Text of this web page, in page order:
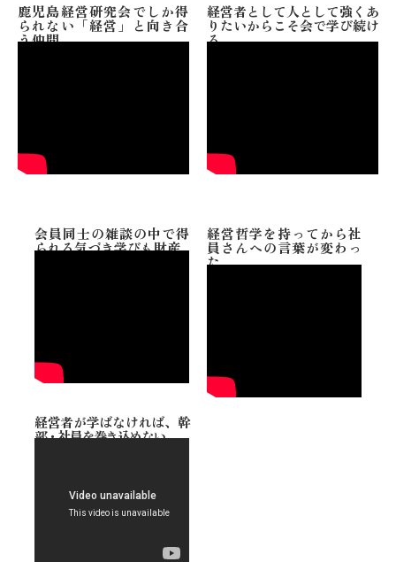
鹿児島経営研究会でしか得
られない「経営」と向き合
う仲間
経営者として人として強くあ
りたいからこそ会で学び続け
る
会員同士の雑談の中で得
られる気づき学びも財産
経営哲学を持ってから社
員さんへの言葉が変わっ
た
経営者が学ばなければ、幹
部・社員を巻き込めない